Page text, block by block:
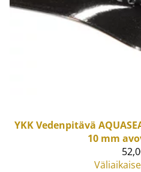
YKKVedenpitävä
10 mm